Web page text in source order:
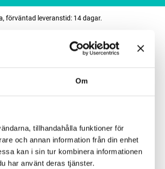
Om
tillhandahålla funktioner för
och annan information från din enhet
kan i sin tur kombinera informationen
har använt deras tjänster.
förväntad leveranstid: 14 dagar.